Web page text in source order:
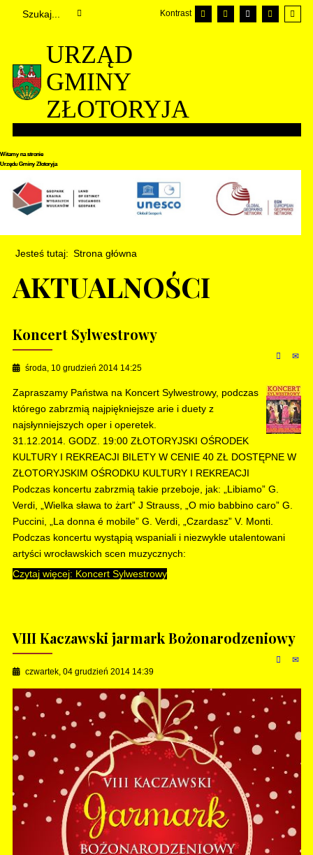
Kontrast
URZĄD
GMINY
ZŁOTORYJA
Witamy na stronie
Urzędu Gminy Złotoryja
Witamy na stronie
Urzędu Gminy Złotoryja
Witamy na stronie
Urzędu Gminy Złotoryja
Jesteś tutaj: Strona główna
AKTUALNOŚCI
Koncert Sylwestrowy
środa, 10 grudzień 2014 14:25
Zapraszamy Państwa na Koncert Sylwestrowy, podczas
którego zabrzmią najpiękniejsze arie i duety z
najsłynniejszych oper i operetek.
31.12.2014. GODZ. 19:00 ZŁOTORYJSKI OŚRODEK
KULTURY I REKREACJI BILETY W CENIE 40 ZŁ DOSTĘPNE W
ZŁOTORYJSKIM OŚRODKU KULTURY I REKREACJI
Podczas koncertu zabrzmią takie przeboje, jak: „Libiamo” G.
Verdi, „Wielka sława to żart” J Strauss, „O mio babbino caro” G.
Puccini, „La donna é mobile” G. Verdi, „Czardasz” V. Monti.
Podczas koncertu wystąpią wspaniali i niezwykle utalentowani
artyści wrocławskich scen muzycznych:
Czytaj więcej: Koncert Sylwestrowy
VIII Kaczawski jarmark Bożonarodzeniowy
czwartek, 04 grudzień 2014 14:39